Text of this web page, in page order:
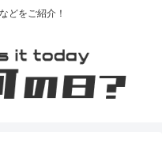
どをご紹介！